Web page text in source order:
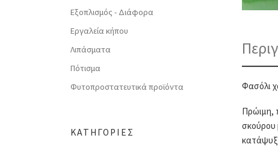
Φασόλι
Πρώιμη,
σκούρου
Εξοπλισμός - Διάφορα
Εργαλεία κήπου
Λιπάσματα
Πότισμα
Φυτοπροστατευτικά προϊόντα
ΚΑΤΗΓΟΡΊΕΣ